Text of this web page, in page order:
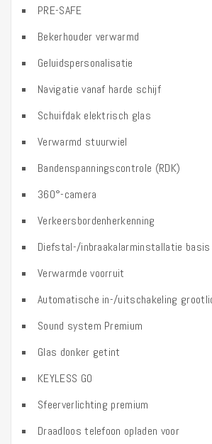
PRE-SAFE
Bekerhouder verwarmd
Geluidspersonalisatie
Navigatie vanaf harde schijf
Schuifdak elektrisch glas
Verwarmd stuurwiel
Bandenspanningscontrole (RDK)
360°-camera
Verkeersbordenherkenning
Diefstal-/inbraakalarminstallatie basis
Verwarmde voorruit
Automatische in-/uitschakeling
Sound system Premium
Glas donker getint
KEYLESS GO
Sfeerverlichting premium
Draadloos telefoon opladen voor